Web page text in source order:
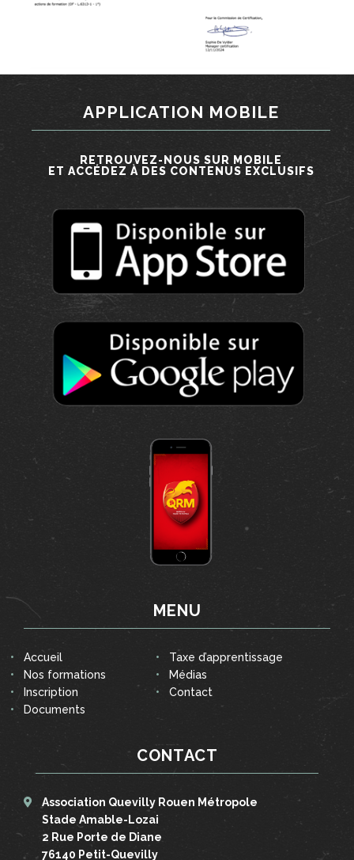
CONTACT
Association Quevilly Rouen Métropole
Stade Amable-Lozai
2 Rue Porte de Diane
76140 Petit-Quevilly
MENU
Accueil
Nos formations
Inscription
Documents
Taxe d’apprentissage
Médias
Contact
APPLICATION MOBILE
RETROUVEZ-NOUS SUR MOBILE
ET ACCÉDEZ À DES CONTENUS EXCLUSIFS